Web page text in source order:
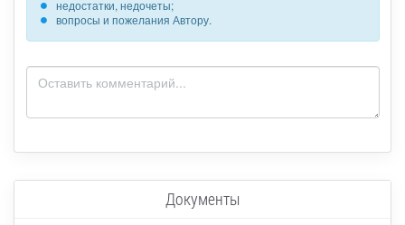
недостатки, недочеты;
вопросы и пожелания Автору.
Документы